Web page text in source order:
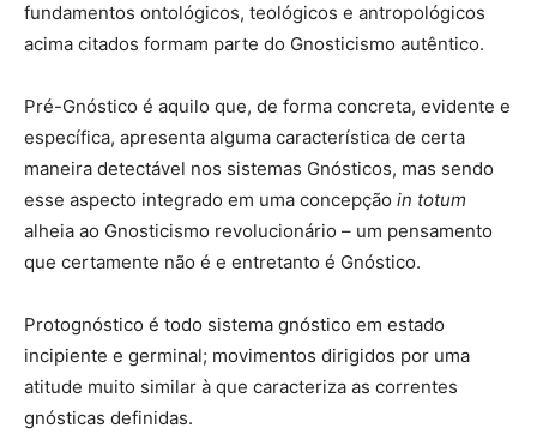
fundamentos ontológicos, teológicos e antropológicos
acima citados formam parte do Gnosticismo autêntico.
Pré-Gnóstico é aquilo que, de forma concreta, evidente e
específica, apresenta alguma característica de certa
maneira detectável nos sistemas Gnósticos, mas sendo
esse aspecto integrado em uma concepção in totum
alheia ao Gnosticismo revolucionário – um pensamento
que certamente não é e entretanto é Gnóstico.
Protognóstico é todo sistema gnóstico em estado
incipiente e germinal; movimentos dirigidos por uma
atitude muito similar à que caracteriza as correntes
gnósticas definidas.